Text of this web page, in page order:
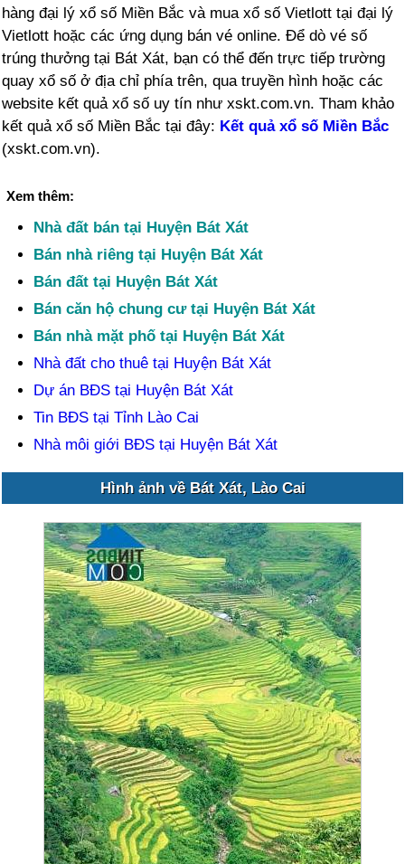
hàng đại lý xổ số Miền Bắc và mua xổ số Vietlott tại đại lý
Vietlott hoặc các ứng dụng bán vé online. Để dò vé số
trúng thưởng tại Bát Xát, bạn có thể đến trực tiếp trường
quay xổ số ở địa chỉ phía trên, qua truyền hình hoặc các
website kết quả xổ số uy tín như xskt.com.vn. Tham khảo
kết quả xổ số Miền Bắc tại đây: Kết quả xổ số Miền Bắc
(xskt.com.vn).
Xem thêm:
Nhà đất bán tại Huyện Bát Xát
Bán nhà riêng tại Huyện Bát Xát
Bán đất tại Huyện Bát Xát
Bán căn hộ chung cư tại Huyện Bát Xát
Bán nhà mặt phố tại Huyện Bát Xát
Nhà đất cho thuê tại Huyện Bát Xát
Dự án BĐS tại Huyện Bát Xát
Tin BĐS tại Tỉnh Lào Cai
Nhà môi giới BĐS tại Huyện Bát Xát
Hình ảnh về Bát Xát, Lào Cai